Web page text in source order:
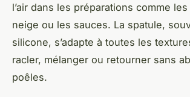
l’air dans les préparations comme
neige ou les sauces. La spatule,
silicone, s’adapte à toutes les
racler, mélanger ou retourner sans
poêles.